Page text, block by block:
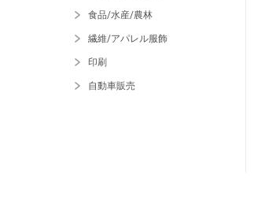
食品/水産/農林
繊維/アパレル服飾
印刷
自動車販売